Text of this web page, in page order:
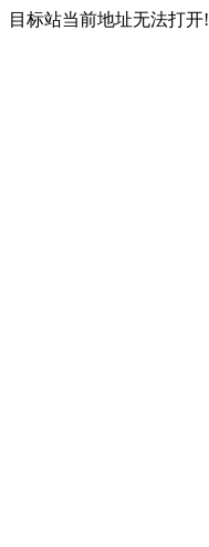
目标站当前地址无法打开!